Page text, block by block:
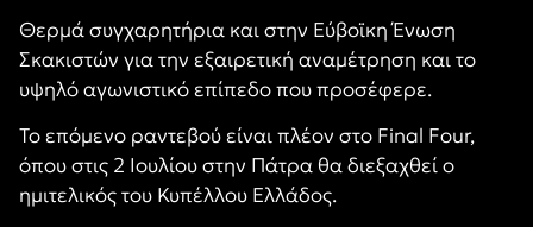
Θερμά συγχαρητήρια και στην Εύβοϊκη Ένωση
Σκακιστών για την εξαιρετική αναμέτρηση και το
υψηλό αγωνιστικό επίπεδο που προσέφερε.
Το επόμενο ραντεβού είναι πλέον στο Final Four,
όπου στις 2 Ιουλίου στην Πάτρα θα διεξαχθεί ο
ημιτελικός του Κυπέλλου Ελλάδος.